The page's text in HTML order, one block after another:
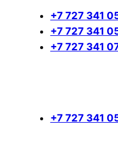
+7 727 341
+7 727 341
+7 727 341
+7 727 341